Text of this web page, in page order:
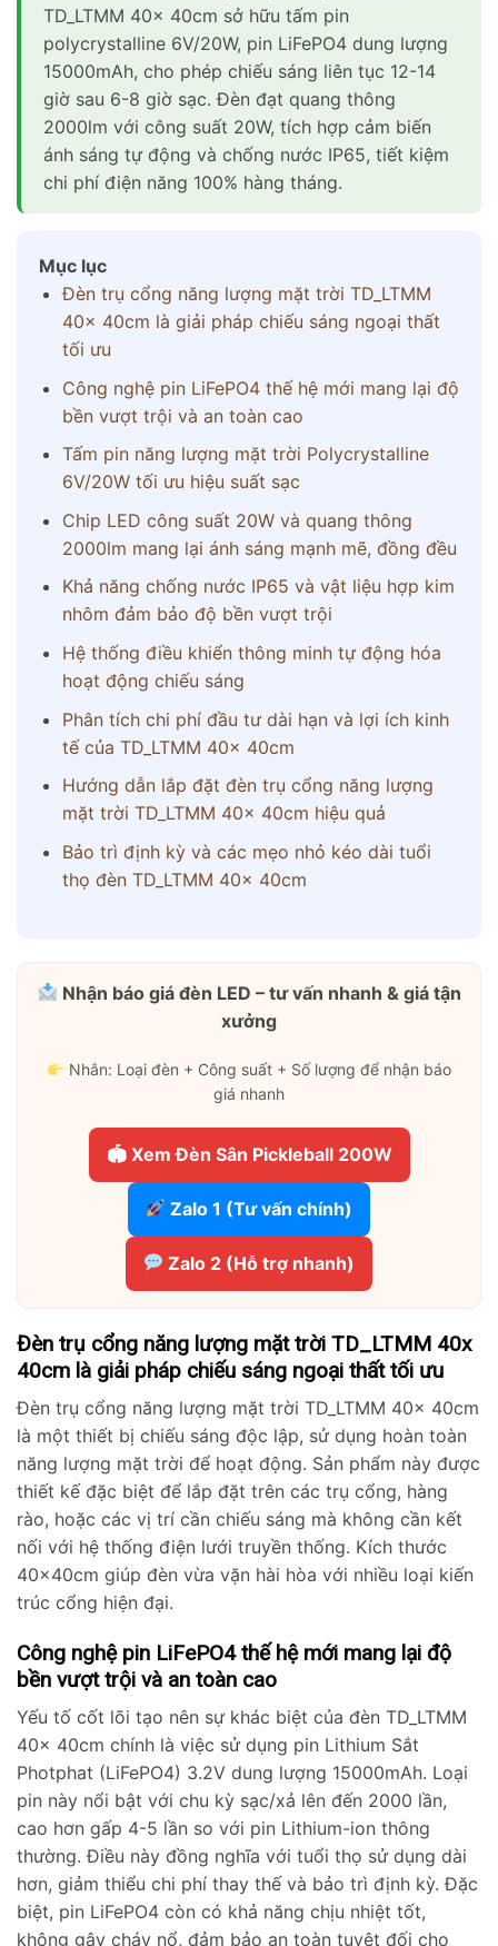
TD_LTMM 40x 40cm sở hữu tấm pin
polycrystalline 6V/20W, pin LiFePO4 dung lượng
15000mAh, cho phép chiếu sáng liên tục 12-14
giờ sau 6-8 giờ sạc. Đèn đạt quang thông
2000lm với công suất 20W, tích hợp cảm biến
ánh sáng tự động và chống nước IP65, tiết kiệm
chi phí điện năng 100% hàng tháng.
Mục lục
Đèn trụ cổng năng lượng mặt trời TD_LTMM
40x 40cm là giải pháp chiếu sáng ngoại thất
tối ưu
Công nghệ pin LiFePO4 thế hệ mới mang lại độ
bền vượt trội và an toàn cao
Tấm pin năng lượng mặt trời Polycrystalline
6V/20W tối ưu hiệu suất sạc
Chip LED công suất 20W và quang thông
2000lm mang lại ánh sáng mạnh mẽ, đồng đều
Khả năng chống nước IP65 và vật liệu hợp kim
nhôm đảm bảo độ bền vượt trội
Hệ thống điều khiển thông minh tự động hóa
hoạt động chiếu sáng
Phân tích chi phí đầu tư dài hạn và lợi ích kinh
tế của TD_LTMM 40x 40cm
Hướng dẫn lắp đặt đèn trụ cổng năng lượng
mặt trời TD_LTMM 40x 40cm hiệu quả
Bảo trì định kỳ và các mẹo nhỏ kéo dài tuổi
thọ đèn TD_LTMM 40x 40cm
Nhận báo giá đèn LED – tư vấn nhanh & giá tận
xưởng
Nhắn: Loại đèn + Công suất + Số lượng để nhận báo
giá nhanh
🏟 Xem Đèn Sân Pickleball 200W
Zalo 1 (Tư vấn chính)
Zalo 2 (Hỗ trợ nhanh)
Đèn trụ cổng năng lượng mặt trời TD_LTMM 40x
40cm là giải pháp chiếu sáng ngoại thất tối ưu
Đèn trụ cổng năng lượng mặt trời TD_LTMM 40x 40cm
là một thiết bị chiếu sáng độc lập, sử dụng hoàn toàn
năng lượng mặt trời để hoạt động. Sản phẩm này được
thiết kế đặc biệt để lắp đặt trên các trụ cổng, hàng
rào, hoặc các vị trí cần chiếu sáng mà không cần kết
nối với hệ thống điện lưới truyền thống. Kích thước
40x40cm giúp đèn vừa vặn hài hòa với nhiều loại kiến
trúc cổng hiện đại.
Công nghệ pin LiFePO4 thế hệ mới mang lại độ
bền vượt trội và an toàn cao
Yếu tố cốt lõi tạo nên sự khác biệt của đèn TD_LTMM
40x 40cm chính là việc sử dụng pin Lithium Sắt
Photphat (LiFePO4) 3.2V dung lượng 15000mAh. Loại
pin này nổi bật với chu kỳ sạc/xả lên đến 2000 lần,
cao hơn gấp 4-5 lần so với pin Lithium-ion thông
thường. Điều này đồng nghĩa với tuổi thọ sử dụng dài
hơn, giảm thiểu chi phí thay thế và bảo trì định kỳ. Đặc
biệt, pin LiFePO4 còn có khả năng chịu nhiệt tốt,
không gây cháy nổ, đảm bảo an toàn tuyệt đối cho